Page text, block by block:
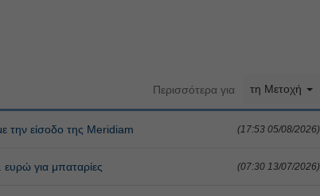
Περισσότερα για τη Μετοχή
την είσοδο της Meridiam (17:53 05/08/2026)
για μπαταρίες (07:30 13/07/2026)